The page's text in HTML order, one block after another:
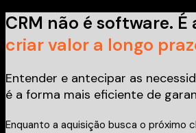
CRM não é software.
criar valor a longo
Entender e antecipar as
é a forma mais eficiente de
Enquanto a aquisição busca o próximo